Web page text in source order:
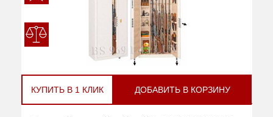
КУПИТЬ В 1 КЛИК ДОБАВИТЬ В КОРЗИНУ